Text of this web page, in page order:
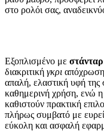
στο ρολόι σας,
Εξοπλισμένο με
διακριτική γκρι
απαλή, ελαστική υφή της
καθημερινή χρήση, ενώ
καθιστούν πρακτική
πλήρως συμβατό με
εύκολη και ασφαλή